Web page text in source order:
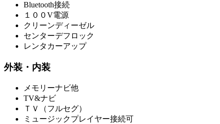
Bluetooth接続
１００V電源
クリーンディーゼル
センターデフロック
レンタカーアップ
外装・内装
メモリーナビ他
TV&ナビ
ＴＶ（フルセグ）
ミュージックプレイヤー接続可